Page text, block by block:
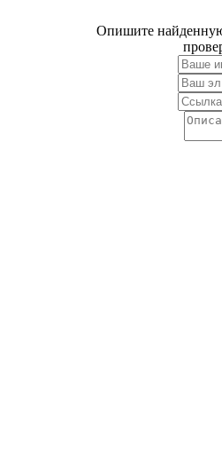
Опишите